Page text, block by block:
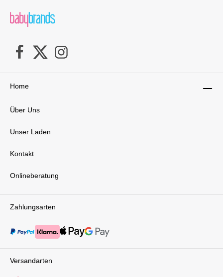
Zahlungsarten
Versandarten
Home
Über Uns
Unser Laden
Kontakt
Onlineberatung